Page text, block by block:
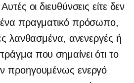
οι διευθύνσεις είτε δεν
πραγματικό πρόσωπο,
λανθασμένα, ανενεργές ή
που σημαίνει ότι το
προηγουμένως ενεργό